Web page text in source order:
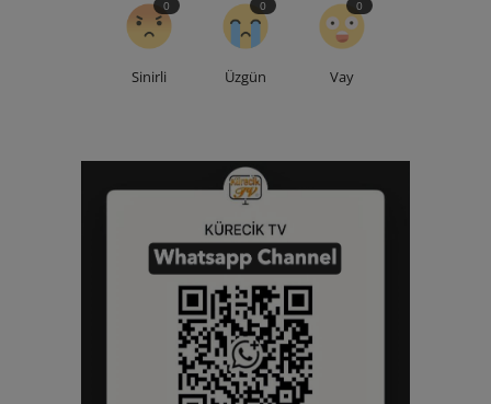
Sinirli
0
Üzgün
0
Vay
0